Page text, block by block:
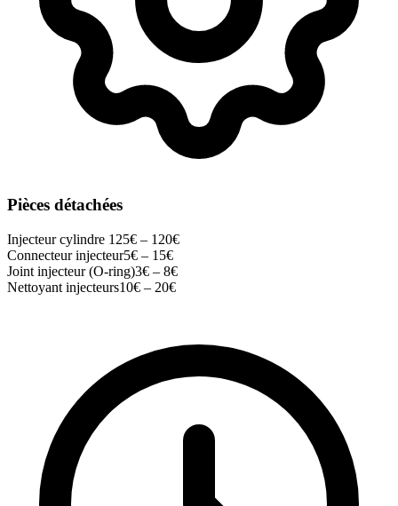
Pièces détachées
Injecteur cylindre 1 25€ – 120€
Connecteur injecteur5€ – 15€
Joint injecteur (O-ring)3€ – 8€
Nettoyant injecteurs10€ – 20€